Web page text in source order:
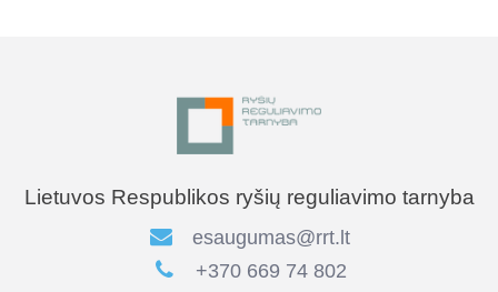
Lietuvos Respublikos ryšių reguliavimo tarnyba
esaugumas@rrt.lt
+370 669 74 802